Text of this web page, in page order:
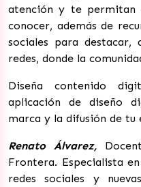
atención y te permitan
conocer, además de
sociales para
redes, donde la
Diseña contenido
aplicación de diseño
marca y la difusión de
Renato Álvarez, D
Frontera. Especialista
redes sociales y